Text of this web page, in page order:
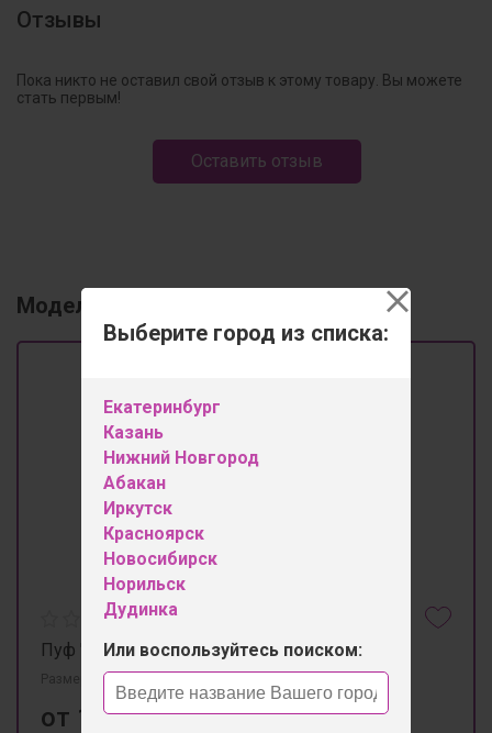
Выберите город из списка:
Екатеринбург
Казань
Нижний Новгород
Абакан
Иркутск
Красноярск
Новосибирск
Норильск
Дудинка
Или воспользуйтесь поиском:
Отзывы
Пока никто не оставил свой отзыв к этому товару. Вы можете
стать первым!
Оставить отзыв
Модельный ряд
Пуф "Оливия-2"
Размеры 1130мм×550мм×730мм
от 13 350 ₽